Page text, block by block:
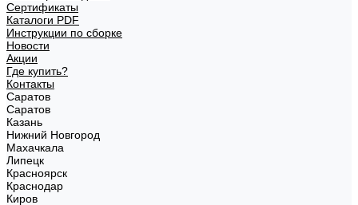
Сертификаты
Каталоги PDF
Инструкции по сборке
Новости
Акции
Где купить?
Контакты
Саратов
Саратов
Казань
Нижний Новгород
Махачкала
Липецк
Красноярск
Краснодар
Киров